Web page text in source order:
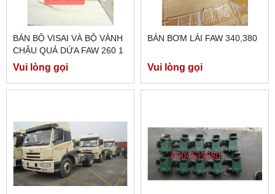
BÁN BỘ VISAI VÀ BỘ VÀNH
CHẬU QUẢ DỨA FAW 260 1
CẦU MÁY ĐIỆN
Vui lòng gọi
BÁN BƠM LÁI FAW 340,380
Vui lòng gọi